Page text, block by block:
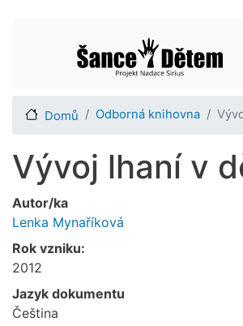
hlavnímu
obsahu
Main navigation
Domů Odborná knihovna
Vývoj lhaní v
Autor/ka
Lenka Mynaříková
Rok vzniku:
2012
Jazyk dokumentu
Čeština